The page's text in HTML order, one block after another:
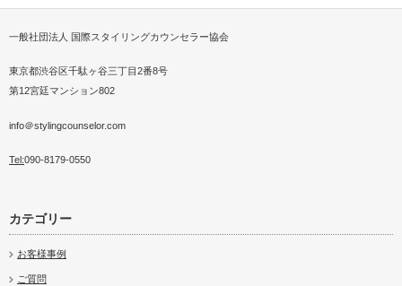
セラ…スタイリスト…選ばれました…想 を生む…
一般社団法人 国際スタイリングカウンセラー協会
東京都渋谷区千駄ヶ谷三丁目2番8号
第12宮廷マンション802
info＠stylingcounselor.com
Tel:090-8179-0550
カテゴリー
お客様事例
ご質問